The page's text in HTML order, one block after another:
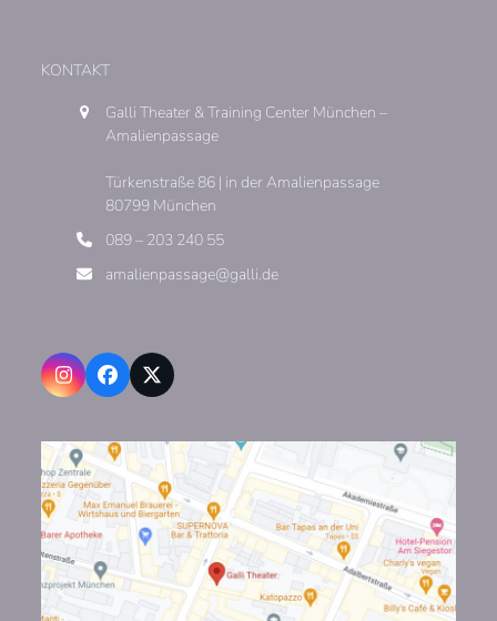
KONTAKT
Galli Theater & Training Center München –
Amalienpassage
Türkenstraße 86 | in der Amalienpassage
80799 München
089 – 203 240 55
amalienpassage@galli.de
Instagram
Facebook
X